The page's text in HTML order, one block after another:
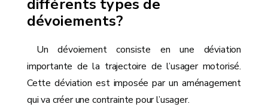
différents types de
dévoiements?
Un dévoiement consiste en une déviation
importante de la trajectoire de l’usager motorisé.
Cette déviation est imposée par un aménagement
qui va créer une contrainte pour l’usager.